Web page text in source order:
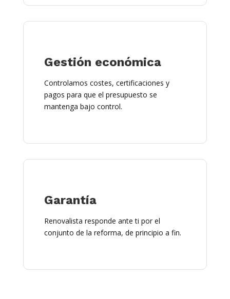
Gestión económica
Controlamos costes, certificaciones y
pagos para que el presupuesto se
mantenga bajo control.
Garantía
Renovalista responde ante ti por el
conjunto de la reforma, de principio a fin.